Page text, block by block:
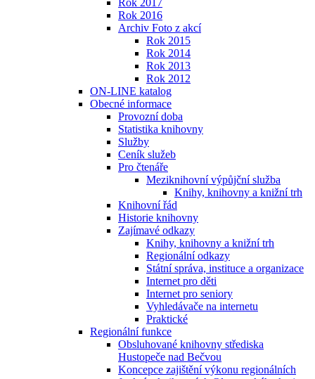
Rok 2017
Rok 2016
Archiv Foto z akcí
Rok 2015
Rok 2014
Rok 2013
Rok 2012
ON-LINE katalog
Obecné informace
Provozní doba
Statistika knihovny
Služby
Ceník služeb
Pro čtenáře
Meziknihovní výpůjční služba
Knihy, knihovny a knižní trh
Knihovní řád
Historie knihovny
Zajímavé odkazy
Knihy, knihovny a knižní trh
Regionální odkazy
Státní správa, instituce a organizace
Internet pro děti
Internet pro seniory
Vyhledávače na internetu
Praktické
Regionální funkce
Obsluhované knihovny střediska
Hustopeče nad Bečvou
Koncepce zajištění výkonu regionálních